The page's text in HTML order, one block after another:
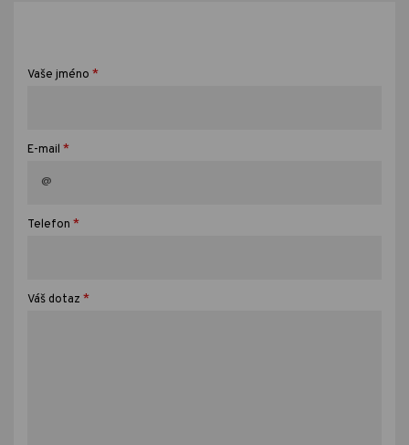
Vaše jméno *
E-mail *
Telefon *
Váš dotaz *